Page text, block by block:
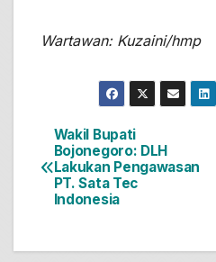
Wartawan: Kuzaini/hmp
Navigasi
pos
Wakil Bupati
Bojonegoro: DLH
Lakukan Pengawasan
PT. Sata Tec
Indonesia